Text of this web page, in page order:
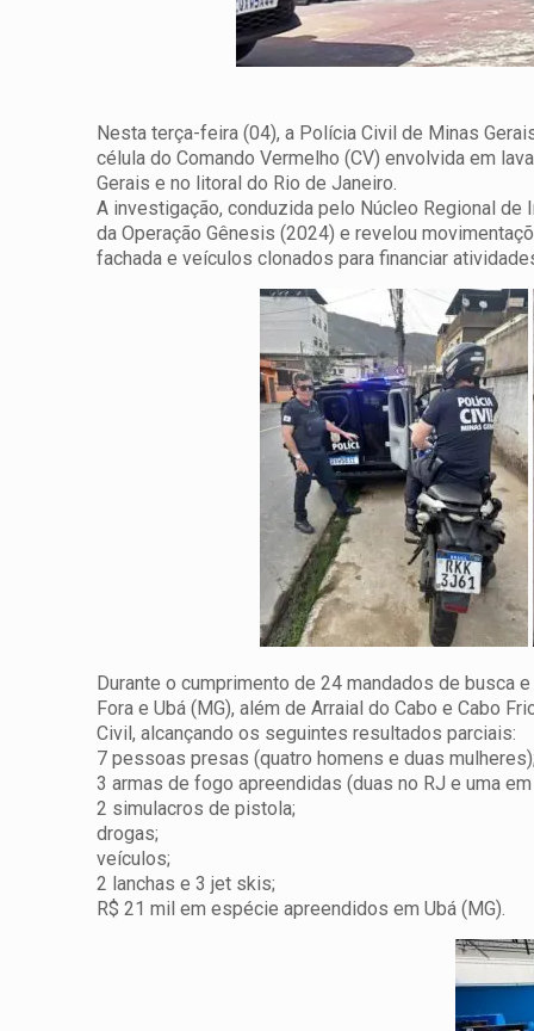
Nesta terça-feira (04), a Polícia Civil de Minas
célula do Comando Vermelho (CV) envolvida em
Gerais e no litoral do Rio de Janeiro.
A investigação, conduzida pelo Núcleo Regional
da Operação Gênesis (2024) e revelou
fachada e veículos clonados para financiar
Durante o cumprimento de 24 mandados de
Fora e Ubá (MG), além de Arraial do Cabo e Cabo
Civil, alcançando os seguintes resultados parciais:
7 pessoas presas (quatro homens e duas
3 armas de fogo apreendidas (duas no RJ e uma
2 simulacros de pistola;
drogas;
veículos;
2 lanchas e 3 jet skis;
R$ 21 mil em espécie apreendidos em Ubá (MG).